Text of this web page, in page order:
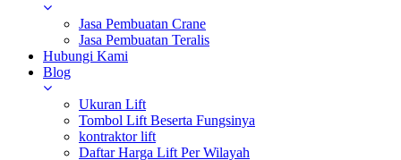
Jasa Pembuatan Crane
Jasa Pembuatan Teralis
Hubungi Kami
Blog
Ukuran Lift
Tombol Lift Beserta Fungsinya
kontraktor lift
Daftar Harga Lift Per Wilayah